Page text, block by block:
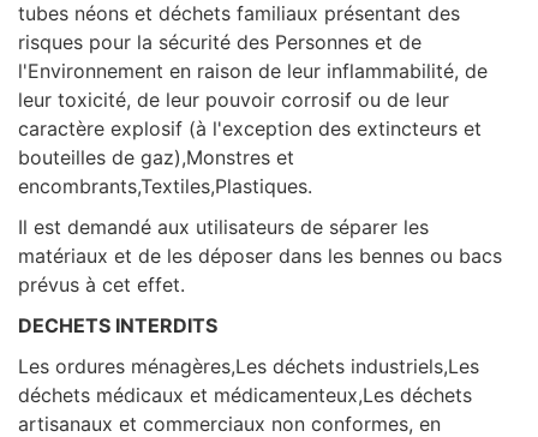
tubes néons et déchets familiaux présentant des
risques pour la sécurité des Personnes et de
l'Environnement en raison de leur inflammabilité, de
leur toxicité, de leur pouvoir corrosif ou de leur
caractère explosif (à l'exception des extincteurs et
bouteilles de gaz),Monstres et
encombrants,Textiles,Plastiques.
Il est demandé aux utilisateurs de séparer les
matériaux et de les déposer dans les bennes ou bacs
prévus à cet effet.
DECHETS INTERDITS
Les ordures ménagères,Les déchets industriels,Les
déchets médicaux et médicamenteux,Les déchets
artisanaux et commerciaux non conformes, en